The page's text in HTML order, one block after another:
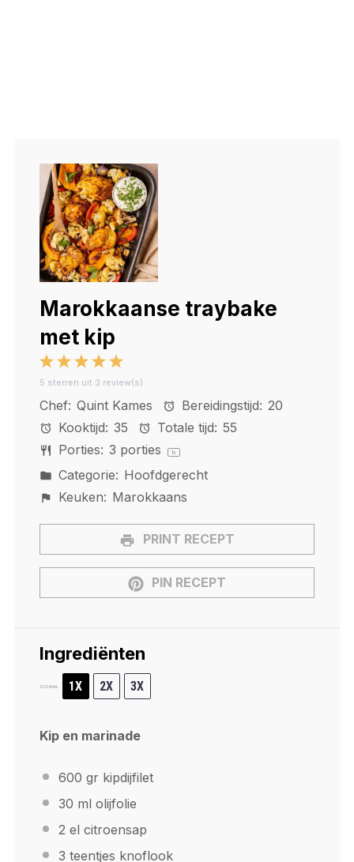
Marokkaanse traybake
met kip
5
Stars
4
Stars
3
Stars
2
Stars
1
Star
5 sterren uit 3 review(s)
Chef: Quint Kames Bereidingstijd: 20
Kooktijd: 35 Totale tijd: 55
Porties: 3 porties 1x
Categorie: Hoofdgerecht
Keuken: Marokkaans
PRINT RECEPT
PIN RECEPT
Ingrediënten
SCHAAL 1X 2X 3X
Kip en marinade
600 gr kipdijfilet
30 ml olijfolie
2 el citroensap
3 teentjes knoflook